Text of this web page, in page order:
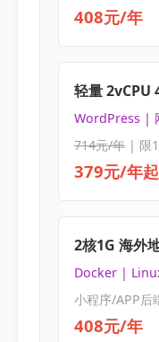
408元/年
轻量 2vCPU
WordPress |
714元/年| 限
379元/年起
2核1G 海外
Docker |
小程序/APP
408元/年